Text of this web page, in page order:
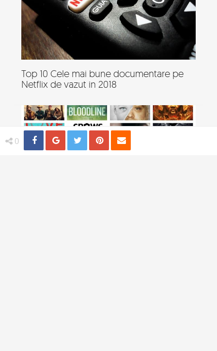
0 Share Distribuie
Tweet Pin
Top 10 Cele mai bune documentare pe
Netflix de vazut in 2018